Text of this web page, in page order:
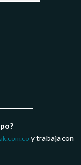
y trabaja con